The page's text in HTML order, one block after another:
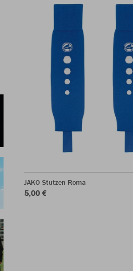
JAKO Stutzen Roma
5,00 €